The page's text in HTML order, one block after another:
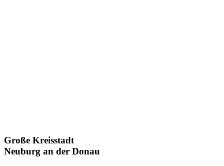
Große Kreisstadt
Neuburg an der Donau